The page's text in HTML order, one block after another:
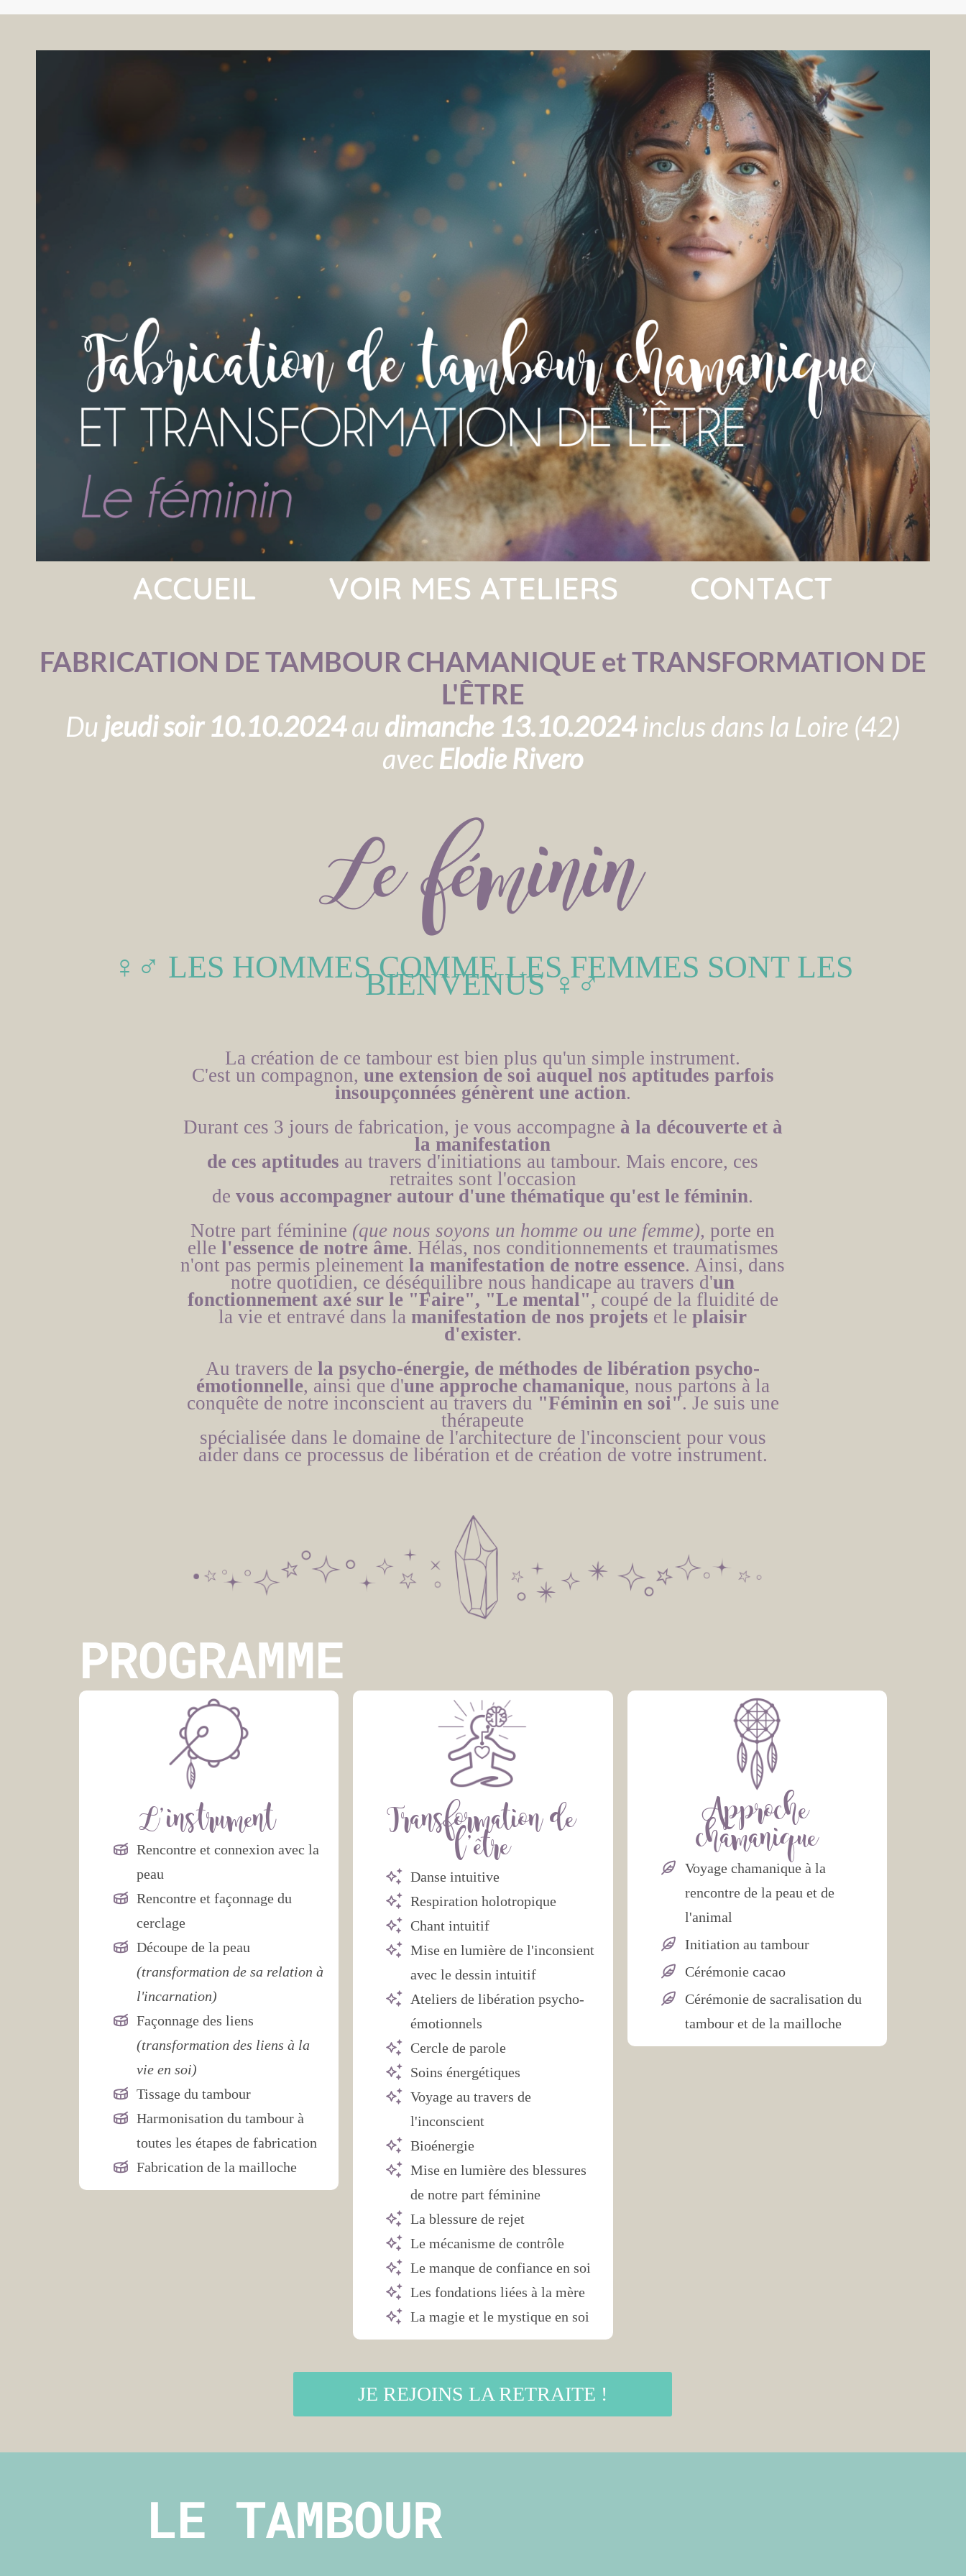
ACCUEIL VOIR MES ATELIERS CONTACT
FABRICATION DE TAMBOUR CHAMANIQUE et TRANSFORMATION DE
L'ÊTRE
Du jeudi soir 10.10.2024audimanche 13.10.2024inclus dans la Loire (42)
avecElodie Rivero
Le féminin
♀♂ LES HOMMES COMME LES FEMMES SONT LES
BIENVENUS♀♂
La création de ce tambour est bien plus qu'un simple instrument.
C'est un compagnon, une extension de soi auquel nos aptitudes parfois
insoupçonnées génèrent une action.
Durant ces 3 jours de fabrication, je vous accompagne à la découverte et à
la manifestation
de ces aptitudes au travers d'initiations au tambour. Mais encore, ces
retraites sont l'occasion
devous accompagner autour d'une thématique qu'est le féminin.
Notre part féminine (que nous soyons un homme ou une femme), porte en
elle l'essence de notre âme. Hélas, nos conditionnements et traumatismes
n'ont pas permis pleinementla manifestation de notre essence. Ainsi, dans
notre quotidien, ce déséquilibre nous handicape au travers d'un
fonctionnement axé sur le "Faire", "Le mental", coupé de la fluidité de
la vie et entravé dans lamanifestation de nos projets et leplaisir
d'exister.
Au travers dela psycho-énergie, de méthodes de libération psycho-
émotionnelle, ainsi que d'une approche chamanique, nous partons à la
conquête de notre inconscient au travers du "Féminin en soi". Je suis une
thérapeute
spécialisée dans le domaine de l'architecture de l'inconscient pour vous
aider dans ce processus de libération et de création de votre instrument.
PROGRAMME
L'instrument
Rencontre et connexion avec la
peau
Rencontre et façonnage du
cerclage
Découpe de la peau
(transformation de sa relation à
l'incarnation)
Façonnage des liens
(transformation des liens à la
vie en soi)
Tissage du tambour
Harmonisation du tambour à
toutes les étapes de fabrication
Fabrication de la mailloche
Transformation de
l'être
Danse intuitive
Respiration holotropique
Chant intuitif
Mise en lumière de l'inconsient
avec le dessin intuitif
Ateliers de libération psycho-
émotionnels
Cercle de parole
Soins énergétiques
Voyage au travers de
l'inconscient
Bioénergie
Mise en lumière des blessures
de notre part féminine
La blessure de rejet
Le mécanisme de contrôle
Le manque de confiance en soi
Les fondations liées à la mère
La magie et le mystique en soi
Approche
chamanique
Voyage chamanique à la
rencontre de la peau et de
l'animal
Initiation au tambour
Cérémonie cacao
Cérémonie de sacralisation du
tambour et de la mailloche
JE REJOINS LA RETRAITE !
LE TAMBOUR